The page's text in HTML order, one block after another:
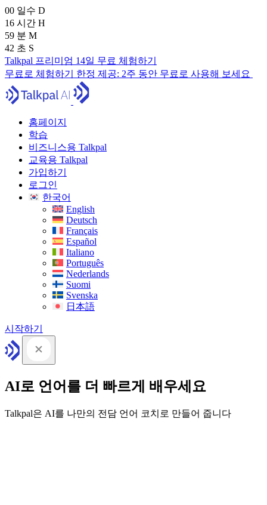
00 일수 D
16 시간 H
59 분 M
40 초 S
Talkpal 프리미엄 14일 무료 체험하기
무료로 체험하기 한정 제공: 2주 동안 무료로 사용해 보세요
홈페이지
학습
비즈니스용 Talkpal
교육용 Talkpal
가입하기
로그인
한국어
English
Deutsch
Français
Español
Italiano
Português
Nederlands
Suomi
Svenska
日本語
시작하기
AI로 언어를 더 빠르게 배우세요
Talkpal은 AI를 나만의 전담 언어 코치로 만들어 줍니다